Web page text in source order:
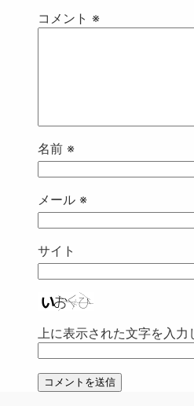
コメント ※
名前 ※
メール ※
サイト
上に表示された文字を入力